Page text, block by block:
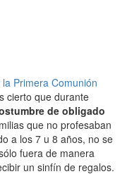
Primera Comunión
cierto que durante
de obligado
que no profesaban
a los 7 u 8 años, no se
fuera de manera
un sinfín de regalos.